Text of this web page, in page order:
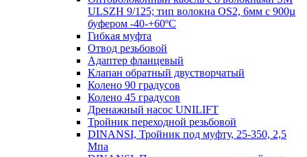
ULSZH 9/125; тип волокна OS2, 6мм с 900µ
буфером -40-+60ºC
Гибкая муфта
Отвод резьбовой
Адаптер фланцевый
Клапан обратный двустворчатый
Колено 90 градусов
Колено 45 градусов
Дренажный насос UNILIFT
Тройник переходной резьбовой
DINANSI, Тройник под муфту, 25-350, 2,5
Мпа